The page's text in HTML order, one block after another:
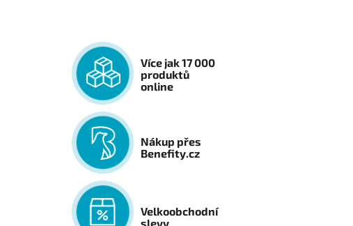
Více jak 17 000
produktů
online
Nákup přes
Benefity.cz
Velkoobchodní
slevy